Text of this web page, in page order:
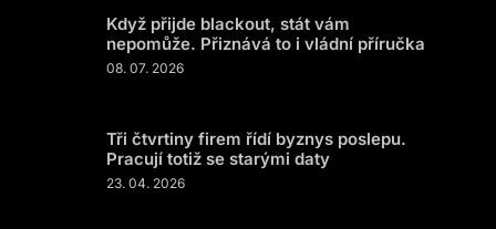
Když přijde blackout, stát vám
nepomůže. Přiznává to i vládní příručka
08. 07. 2026
Tři čtvrtiny firem řídí byznys poslepu.
Pracují totiž se starými daty
23. 04. 2026